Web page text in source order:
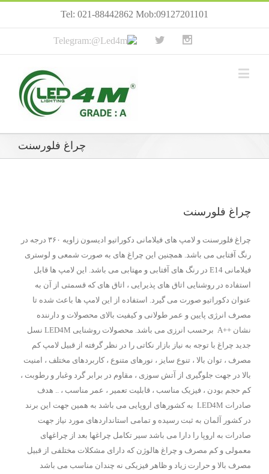
Tel: 021-88442862 Mob:09127201101
چراغ فلورسنت
چراغ فلورسنت
چراغ فلورسنت و لامپ های فیلامانی دکوراتیو ادیسون زاویه ۳۶۰ درجه در
رنگ آفتابی می باشد. همچنین این چراغ های به صورت شمعی و لوستری
فیلامانی E14 در رنگ های آفتابی و مهتابی می باشد. این لامپ ها قابل
استفاده در روشنایی اتاق های پذیرایی ، اتاق های که قسمتی از آن به
عنوان دکوراتیو صورت می گیرد. استفاده از این لامپ ها باعث شده تا
مصرف انرژی پایین و عمر طولانی و کیفیت بالای محصولات و دارننده
نشان ++A برحسب انرزی می باشد. محصولات روشنایی LED4M نسل
جدید چراغ با توجه به نیاز بازار نکاتی را در نظر گرفته از قبیل لامپ کم
مصرف ، توان بالا ، تنوع سایز ، نورهای متنوع ، کاربردهای مختلف ، امنیت
بالا در جهت جلوگیری از آتش سوزی ، مقاوم در برابر گرد وغبار و رطوبت ،
کم حجم بودن ، فیزیک مناسب ، قابلیت تعمیر ، عمر مناسب ، .. هدف
صادرات LED4M به کشورهای اروپایی می باشد به همین جهت این برند
در کشور آلمان به ثبت رسیده و تمامی استانداردهای مورد نیاز جهت
صادرات به اروپا را دارا می باشد سیر تکامل چراغها بعد از چراغهای
معمولی و کم مصرف و چراغ هالوژن که دارای مشکلات مختلفی از قبیل
مصرف بالا و حرارت زیاد و ظاهر فیزیکی نه چندان مناسب می باشد